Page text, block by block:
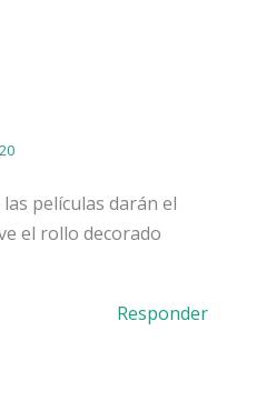
películas darán el
el rollo decorado
Responder